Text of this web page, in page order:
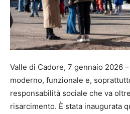
Valle di Cadore, 7 gennaio 2026
moderno, funzionale e,
responsabilità sociale che va
risarcimento. È stata inaugurata